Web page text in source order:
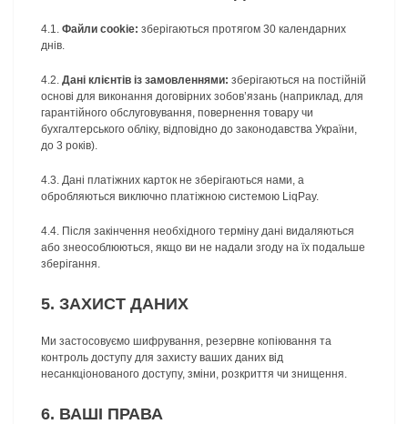
4.1. Файли cookie: зберігаються протягом 30 календарних
днів.
4.2. Дані клієнтів із замовленнями: зберігаються на постійній
основі для виконання договірних зобов’язань (наприклад, для
гарантійного обслуговування, повернення товару чи
бухгалтерського обліку, відповідно до законодавства України,
до 3 років).
4.3. Дані платіжних карток не зберігаються нами, а
обробляються виключно платіжною системою LiqPay.
4.4. Після закінчення необхідного терміну дані видаляються
або знеособлюються, якщо ви не надали згоду на їх подальше
зберігання.
5. ЗАХИСТ ДАНИХ
Ми застосовуємо шифрування, резервне копіювання та
контроль доступу для захисту ваших даних від
несанкціонованого доступу, зміни, розкриття чи знищення.
6. ВАШІ ПРАВА